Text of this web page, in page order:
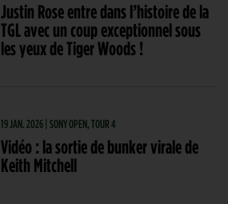
Justin Rose entre dans l’histoire de la
TGL avec un coup exceptionnel sous
les yeux de Tiger Woods !
19 JAN. 2026 | SONY OPEN, TOUR 4
Vidéo : la sortie de bunker virale de
Keith Mitchell